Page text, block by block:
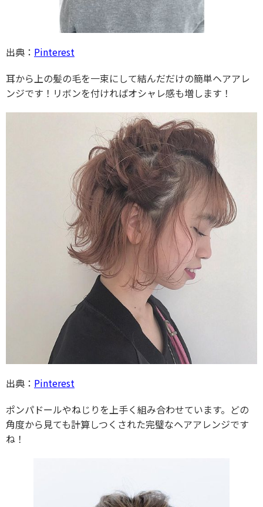
出典： Pinterest
耳から上の髪の毛を一束にして結んだだけの簡単ヘアアレ
ンジです！リボンを付ければオシャレ感も増します！
出典： Pinterest
ポンパドールやねじりを上手く組み合わせています。どの
角度から見ても計算しつくされた完璧なヘアアレンジです
ね！